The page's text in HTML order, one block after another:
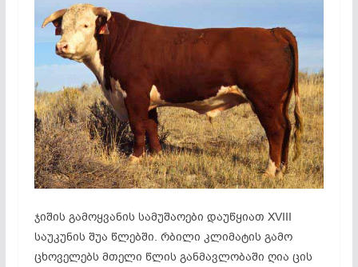
ჯიშის გამოყვანის სამუშაოები დაუწყიათ XVIII
საუკუნის შუა წლებში. რბილი კლიმატის გამო
ცხოველებს მთელი წლის განმავლობაში ღია ცის